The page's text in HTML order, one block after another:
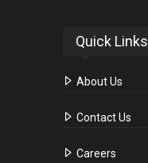
Quick Links
About Us
Contact Us
Careers